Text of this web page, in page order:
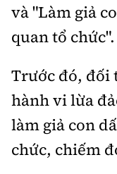
Tổng biên tập:
Nguyễn Đức
Hotline:
0901 514 7990915
Email:
và "Làm giả
quan tổ chức".
Trước đó, đối
hành vi lừa
làm giả con
chức, chiếm